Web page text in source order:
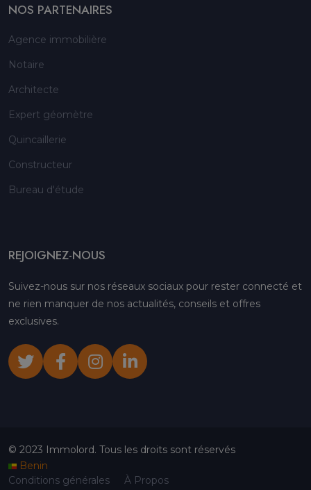
NOS PARTENAIRES
Agence immobilière
Notaire
Architecte
Expert géomètre
Quincaillerie
Constructeur
Bureau d'étude
REJOIGNEZ-NOUS
Suivez-nous sur nos réseaux sociaux pour rester connecté et
ne rien manquer de nos actualités, conseils et offres
exclusives.
© 2023 Immolord. Tous les droits sont réservés
Benin
Conditions générales
À Propos